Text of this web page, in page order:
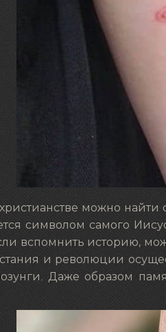
можно найти
символом самого
вспомнить историю,
и революции
Даже образом